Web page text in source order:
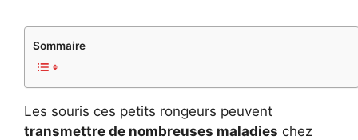
Sommaire
Les souris ces petits rongeurs peuvent
transmettre de nombreuses maladies chez